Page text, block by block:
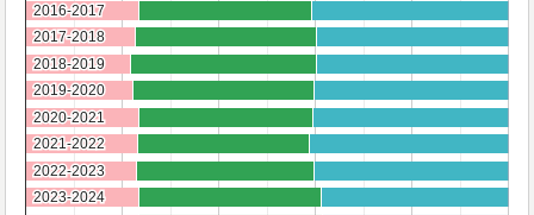
2016-2017
2016-2017
2017-2018
2017-2018
2018-2019
2018-2019
2019-2020
2019-2020
2020-2021
2020-2021
2021-2022
2021-2022
2022-2023
2022-2023
2023-2024
2023-2024